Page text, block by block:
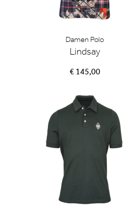
Damen Polo
Lindsay
€ 145,00